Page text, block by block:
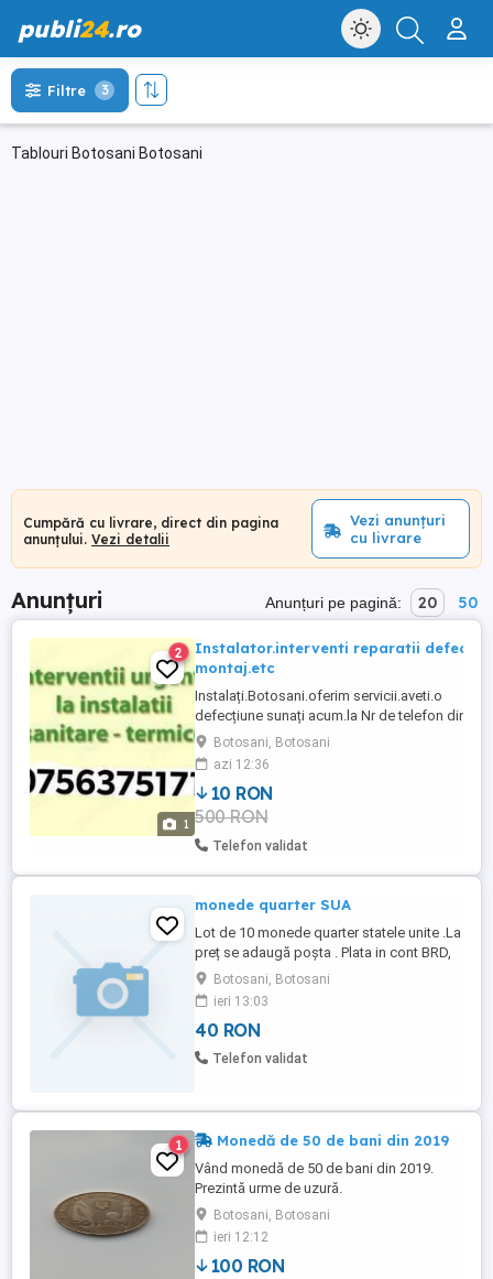
publi24.ro
Tablouri Botosani Botosani
Filtre 3
Cumpără cu livrare, direct din pagina
anunțului. Vezi detalii
Vezi anunțuri
cu livrare
Anunțuri Anunțuri pe pagină: 20 50
1
2
Instalator.interventi reparatii
montaj.etc
Instalați.Botosani.oferim servicii.aveti.o
defecțiune sunați acum.la Nr de telefon din
*Montam,schimbam- chiuveta wc- lavoar=*
Montam, baterii,baie,bucatarie,etc- * -Montam-
aragaz-plita.cuptor.etc-*Montam,mașini de
= Montam-centrala-aerisirea-calorifere- ...
Botosani, Botosani
azi 12:36
10 RON
500 RON
Telefon validat
monede quarter SUA
Lot de 10 monede quarter statele unite .La
preț se adaugă poșta . Plata in cont BRD,
in avans LA CERERE POZE
Botosani, Botosani
ieri 13:03
40 RON
Telefon validat
1 Monedă de 50 de bani din 2019
Vând monedă de 50 de bani din 2019.
Prezintă urme de uzură.
Botosani, Botosani
ieri 12:12
100 RON